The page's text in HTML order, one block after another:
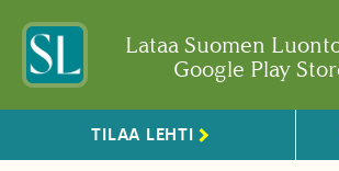
Lataa Suomen
Google Play
TILAA LEHTI